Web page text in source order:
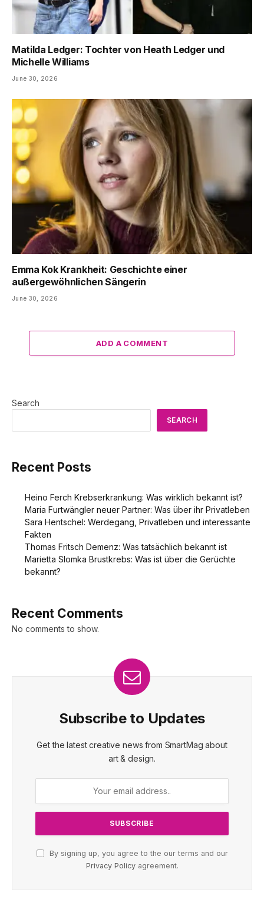
Matilda Ledger: Tochter von Heath Ledger und
Michelle Williams
June 30, 2026
Emma Kok Krankheit: Geschichte einer
außergewöhnlichen Sängerin
June 30, 2026
ADD A COMMENT
Search
SEARCH
Recent Posts
Heino Ferch Krebserkrankung: Was wirklich bekannt ist?
Maria Furtwängler neuer Partner: Was über ihr Privatleben
Sara Hentschel: Werdegang, Privatleben und interessante
Fakten
Thomas Fritsch Demenz: Was tatsächlich bekannt ist
Marietta Slomka Brustkrebs: Was ist über die Gerüchte
bekannt?
Recent Comments
No comments to show.
Subscribe to Updates
Get the latest creative news from SmartMag about
art & design.
By signing up, you agree to the our terms and our
Privacy Policyagreement.